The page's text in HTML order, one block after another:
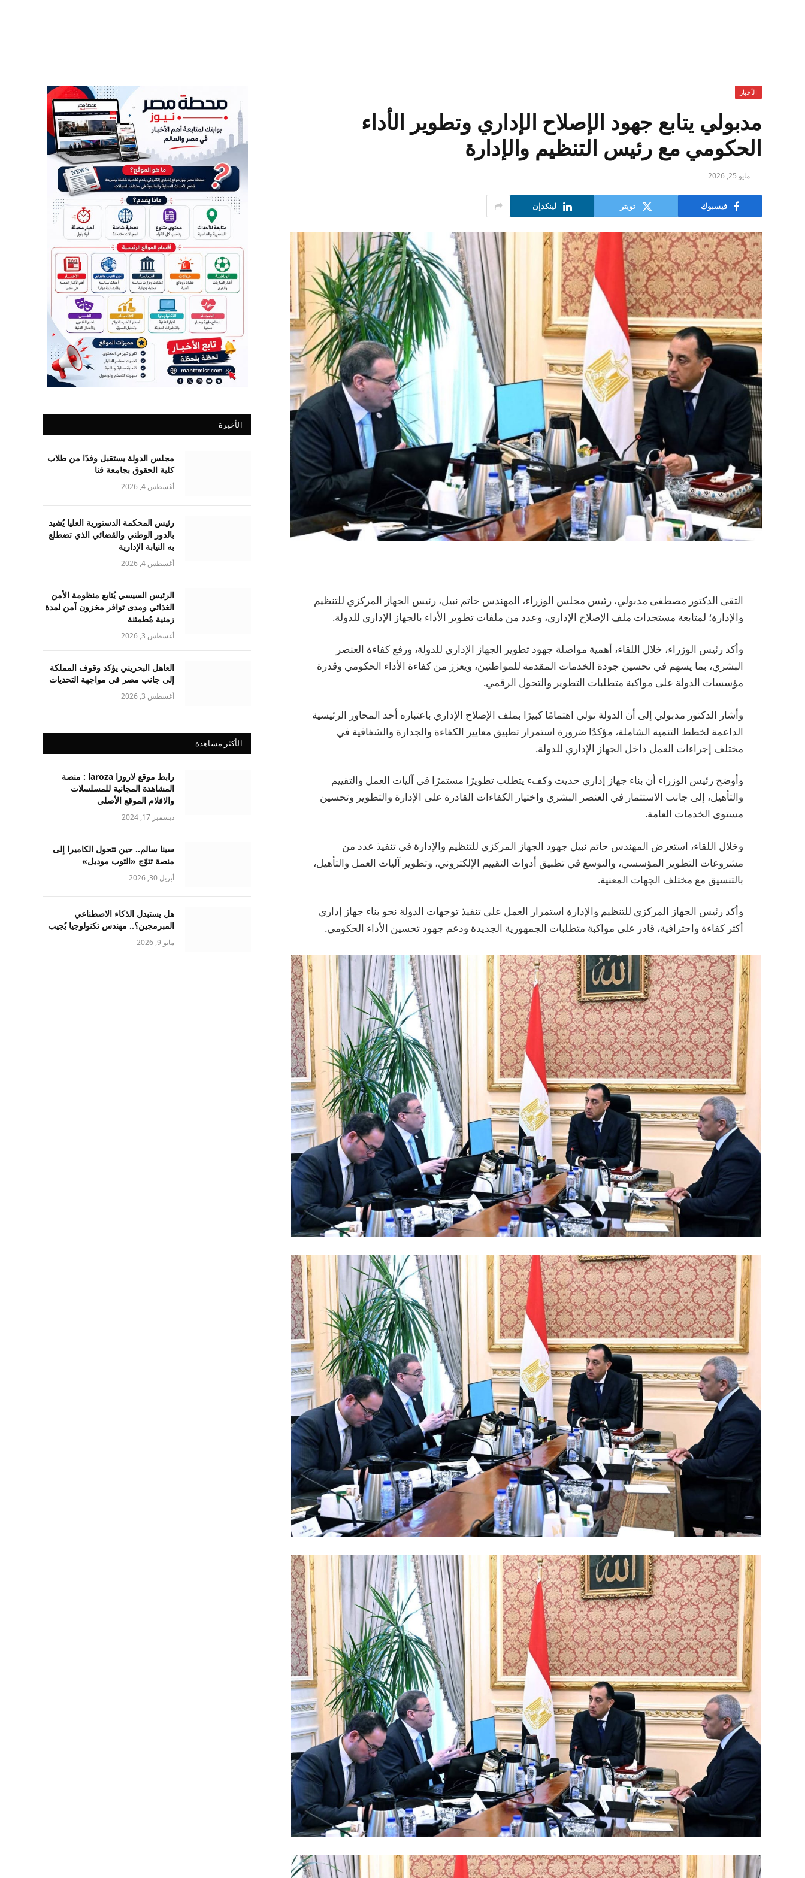
الأخبار
مدبولي يتابع جهود الإصلاح الإداري وتطوير الأداء
الحكومي مع رئيس التنظيم والإدارة
مايو 25, 2026
فيسبوك تويتر لينكدإن
التقى الدكتور مصطفى مدبولي، رئيس مجلس الوزراء، المهندس حاتم نبيل، رئيس الجهاز المركزي للتنظيم
والإدارة؛ لمتابعة مستجدات ملف الإصلاح الإداري، وعدد من ملفات تطوير الأداء بالجهاز الإداري للدولة.
وأكد رئيس الوزراء، خلال اللقاء، أهمية مواصلة جهود تطوير الجهاز الإداري للدولة، ورفع كفاءة العنصر
البشري، بما يسهم في تحسين جودة الخدمات المقدمة للمواطنين، ويعزز من كفاءة الأداء الحكومي وقدرة
مؤسسات الدولة على مواكبة متطلبات التطوير والتحول الرقمي.
وأشار الدكتور مدبولي إلى أن الدولة تولي اهتمامًا كبيرًا بملف الإصلاح الإداري باعتباره أحد المحاور الرئيسية
الداعمة لخطط التنمية الشاملة، مؤكدًا ضرورة استمرار تطبيق معايير الكفاءة والجدارة والشفافية في
مختلف إجراءات العمل داخل الجهاز الإداري للدولة.
وأوضح رئيس الوزراء أن بناء جهاز إداري حديث وكفء يتطلب تطويرًا مستمرًا في آليات العمل والتقييم
والتأهيل، إلى جانب الاستثمار في العنصر البشري واختيار الكفاءات القادرة على الإدارة والتطوير وتحسين
مستوى الخدمات العامة.
وخلال اللقاء، استعرض المهندس حاتم نبيل جهود الجهاز المركزي للتنظيم والإدارة في تنفيذ عدد من
مشروعات التطوير المؤسسي، والتوسع في تطبيق أدوات التقييم الإلكتروني، وتطوير آليات العمل والتأهيل،
بالتنسيق مع مختلف الجهات المعنية.
وأكد رئيس الجهاز المركزي للتنظيم والإدارة استمرار العمل على تنفيذ توجهات الدولة نحو بناء جهاز إداري
أكثر كفاءة واحترافية، قادر على مواكبة متطلبات الجمهورية الجديدة ودعم جهود تحسين الأداء الحكومي.
الأخيرة
مجلس الدولة يستقبل وفدًا من طلاب
كلية الحقوق بجامعة قنا
أغسطس 4, 2026
رئيس المحكمة الدستورية العليا يُشيد
بالدور الوطني والقضائي الذي تضطلع
به النيابة الإدارية
أغسطس 4, 2026
الرئيس السيسي يُتابع منظومة الأمن
الغذائي ومدى توافر مخزون آمن لمدة
زمنية مُطمئنة
أغسطس 3, 2026
العاهل البحريني يؤكد وقوف المملكة
إلى جانب مصر في مواجهة التحديات
أغسطس 3, 2026
الأكثر مشاهدة
رابط موقع لاروزا laroza : منصة
المشاهدة المجانية للمسلسلات
والافلام الموقع الأصلي
ديسمبر 17, 2024
سينا سالم.. حين تتحول الكاميرا إلى
منصة تتوّج «التوب موديل»
أبريل 30, 2026
هل يستبدل الذكاء الاصطناعي
المبرمجين؟.. مهندس تكنولوجيا يُجيب
مايو 9, 2026